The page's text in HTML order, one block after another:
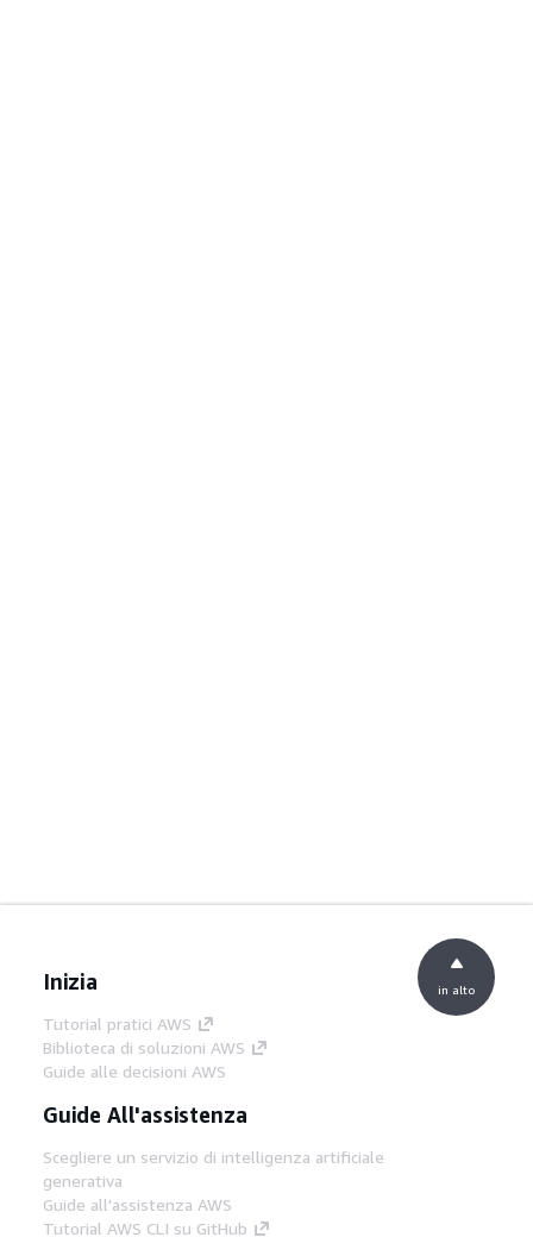
Inizia
Tutorial pratici AWS
Biblioteca di soluzioni AWS
Guide alle decisioni AWS
Guide All'assistenza
Scegliere un servizio di intelligenza artificiale
generativa
Guide all'assistenza AWS
Tutorial AWS CLI su GitHub
in alto